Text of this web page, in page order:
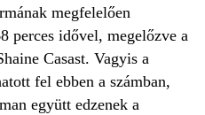
megfelelően
perces idővel, megelőzve a
Casast. Vagyis a
fel ebben a számban,
együtt edzenek a